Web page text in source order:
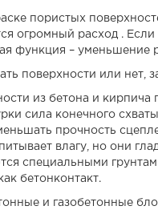
пористых
огромный расход .
функция – уменьшение
поверхности или нет,
из бетона и
сила конечного
прочность
влагу, но они
специальными
бетонконтакт.
и газобетонные